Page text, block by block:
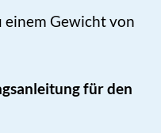
einem Gewicht von
für den